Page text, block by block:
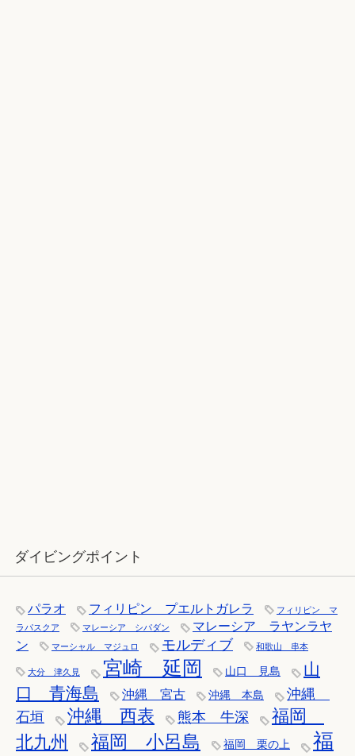
ダイビングポイント
パラオ フィリピン プエルトガレラ
フィリピン マ
ラパスクア
マレーシア シパダン
マレーシア ラヤンラヤ
ン
マーシャル マジュロ モルディブ 和歌山 串本
大分 津久見 宮崎 延岡 山口 見島
山
口 青海島
沖縄 宮古 沖縄 本島
沖縄
石垣
沖縄 西表 熊本 牛深
福岡
北九州
福岡 小呂島 福岡 栗の上
福